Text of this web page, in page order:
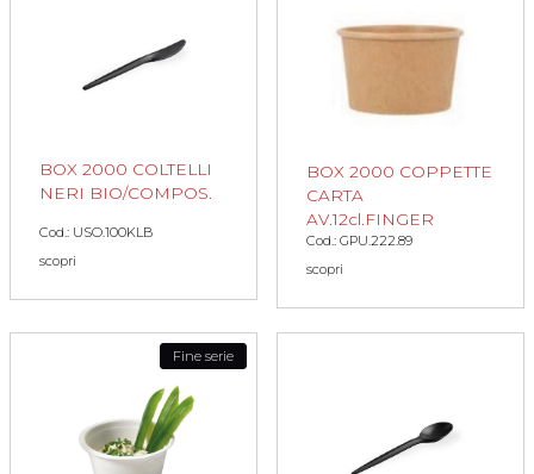
BOX 2000 COLTELLI
NERI BIO/COMPOS.
Cod.: USO.100KLB
scopri
BOX 2000 COPPETTE
CARTA
AV.12cl.FINGER
Cod.: GPU.222.89
scopri
Fine serie